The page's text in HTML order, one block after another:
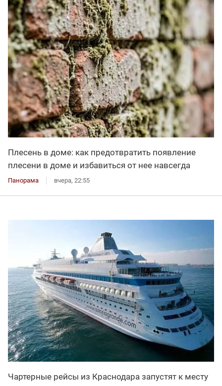
Плесень в доме: как предотвратить появление
плесени в доме и избавиться от нее навсегда
Панорама вчера, 22:55
Чартерные рейсы из Краснодара запустят к месту